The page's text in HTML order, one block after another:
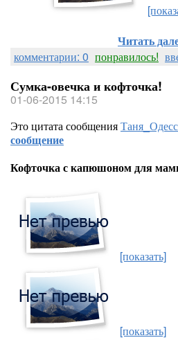
Читать
комментарии: 0 понравилось!
Сумка-овечка и кофточка!
01-06-2015 14:15
Это цитата сообщения
сообщение
Кофточка с капюшоном для
[показать]
[показать]